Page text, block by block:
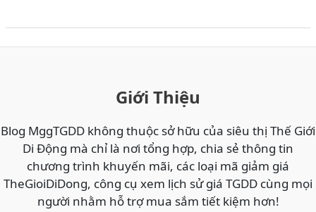
GIÁ
NHẤT
VIETTEL,
MOBI,
Giới Thiệu
Blog MggTGDD không thuộc sở hữu của siêu thị Thế Giới
Di Động mà chỉ là nơi tổng hợp, chia sẻ thông tin
chương trình khuyến mãi, các loại mã giảm giá
TheGioiDiDong, công cụ xem lịch sử giá TGDD cùng mọi
người nhằm hỗ trợ mua sắm tiết kiệm hơn!